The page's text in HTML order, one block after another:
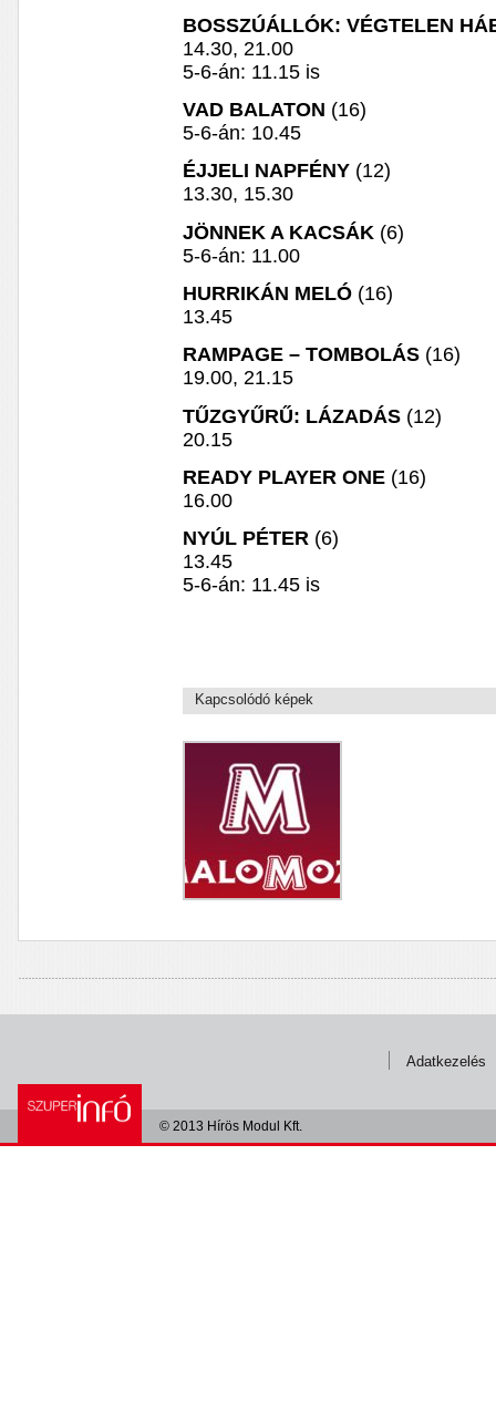
BOSSZÚÁLLÓK: VÉGTELEN
14.30, 21.00
5-6-án: 11.15 is
VAD BALATON (16)
5-6-án: 10.45
ÉJJELI NAPFÉNY (12)
13.30, 15.30
JÖNNEK A KACSÁK (6)
5-6-án: 11.00
HURRIKÁN MELÓ (16)
13.45
RAMPAGE – TOMBOLÁS (16)
19.00, 21.15
TŰZGYŰRŰ: LÁZADÁS (12)
20.15
READY PLAYER ONE (16)
16.00
NYÚL PÉTER (6)
13.45
5-6-án: 11.45 is
Kapcsolódó képek
Adatkezelés
© 2013 Hírös Modul Kft.